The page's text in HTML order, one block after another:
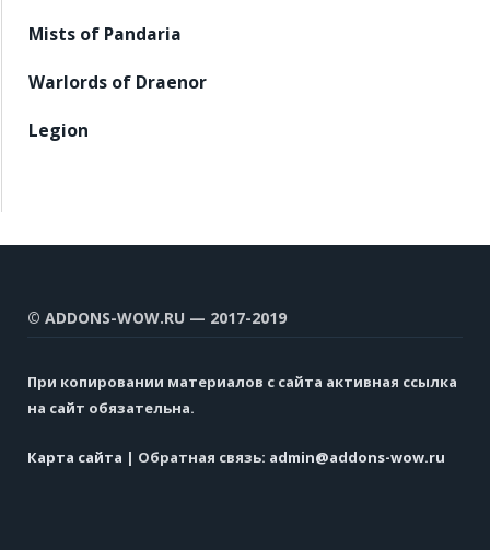
Mists of Pandaria
Warlords of Draenor
Legion
© ADDONS-WOW.RU — 2017-2019
При копировании материалов с сайта активная ссылка
на сайт обязательна.
Карта сайта | Обратная связь: admin@addons-wow.ru